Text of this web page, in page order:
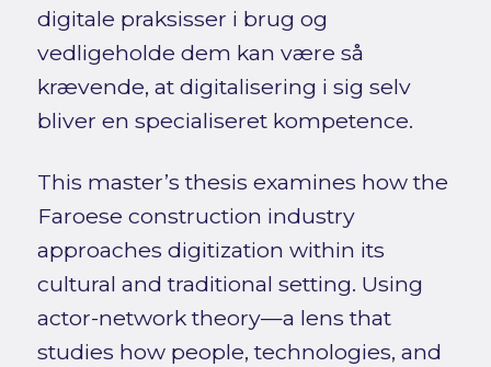
digitale praksisser i brug og
vedligeholde dem kan være så
krævende, at digitalisering i sig selv
bliver en specialiseret kompetence.
This master’s thesis examines how the
Faroese construction industry
approaches digitization within its
cultural and traditional setting. Using
actor-network theory—a lens that
studies how people, technologies, and